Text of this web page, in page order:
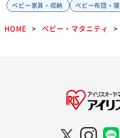
ベビー家具・収納
ベビー布団・
HOME ベビー・マタニティ